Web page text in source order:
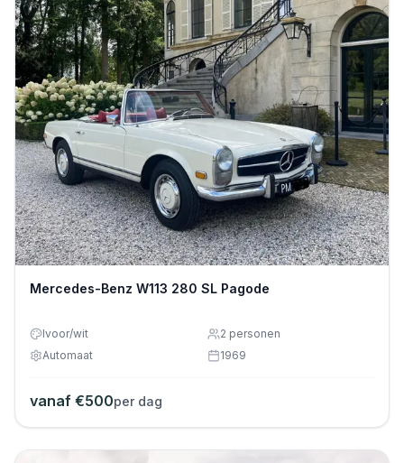
Mercedes-Benz W113 280 SL Pagode
Ivoor/wit 2 personen
Automaat
1969
vanaf €500per dag